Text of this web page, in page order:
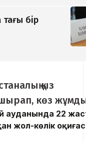
тағы бір
қыз
көз
ауданында 22
жол-көлік